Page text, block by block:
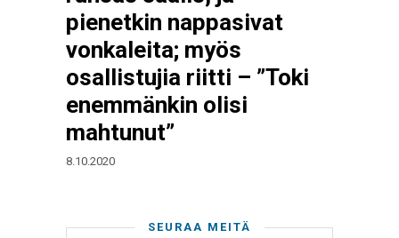
pienetkin nappasivat
vonkaleita; myös
osallistujia riitti – ”Toki
enemmänkin olisi
mahtunut”
8.10.2020
SEURAA MEITÄ